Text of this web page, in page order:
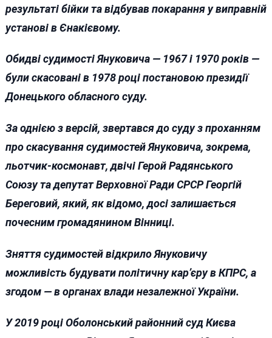
результаті бійки та відбував покарання у виправній
установі в Єнакієвому.
Обидві судимості Януковича — 1967 і 1970 років —
були скасовані в 1978 році постановою президії
Донецького обласного суду.
За однією з версій, звертався до суду з проханням
про скасування судимостей Януковича, зокрема,
льотчик-космонавт, двічі Герой Радянського
Союзу та депутат Верховної Ради СРСР Георгій
Береговий, який, як відомо, досі залишається
почесним громадянином Вінниці.
Зняття судимостей відкрило Януковичу
можливість будувати політичну кар’єру в КПРС, а
згодом — в органах влади незалежної України.
У 2019 році Оболонський районний суд Києва